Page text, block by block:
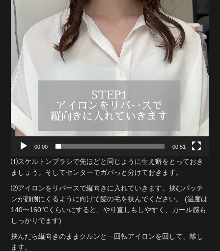
00:00 00:51
⑴スケルトンブラシで先ほどと同じように生え癖をとっておき
ましょう。そしてセンターでガバっと分けておきます。
⑵アイロンをリバースで縦向きに入れていきます。挟むパッチ
ンが顔側にくるように向けて髪の毛を挟んでください。 (温度は
140〜160℃くらいにすると、やり直しもしやすく、カール感も
しっかりでます)
挟んだら縦向きのままクルンと一回転アイロンを回して、離し
ます。